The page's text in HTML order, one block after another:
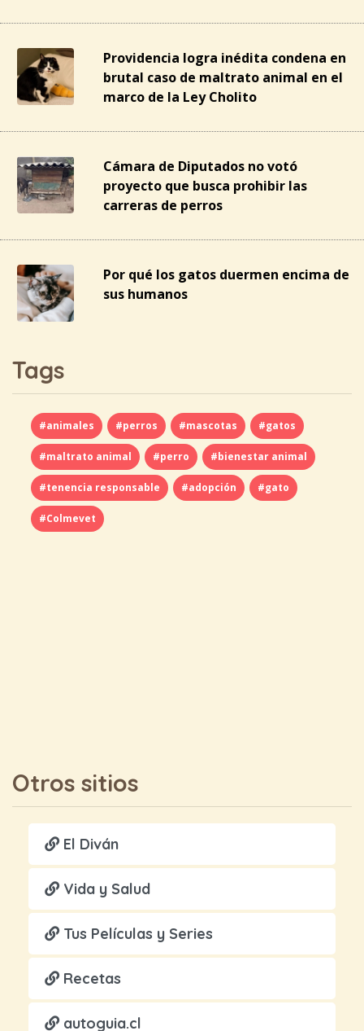
Providencia logra inédita condena en
brutal caso de maltrato animal en el
marco de la Ley Cholito
Cámara de Diputados no votó
proyecto que busca prohibir las
carreras de perros
Por qué los gatos duermen encima de
sus humanos
Tags
#animales #perros #mascotas #gatos
#maltrato animal #perro #bienestar animal
#tenencia responsable #adopción #gato
#Colmevet
Otros sitios
El Diván
Vida y Salud
Tus Películas y Series
Recetas
autoguia.cl